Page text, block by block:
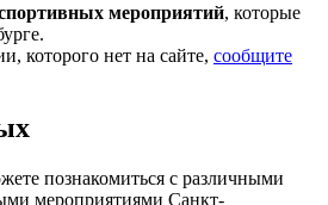
мероприятий, которые
которого нет на сайте, сообщите
познакомиться с различными
мероприятиями Санкт-